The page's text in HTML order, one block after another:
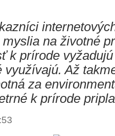
na životné
k prírode
využívajú. Až
za
k prírode